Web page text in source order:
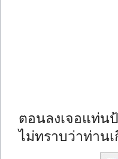
ตอนลงเจอแท่น
ไม่ทราบว่าท่าน